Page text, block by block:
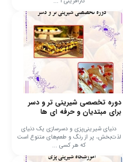
دوره تخصصی شیرینی تر و دسر
برای مبتدیان و حرفه ای ها
دنیای شیرینی‌پزی و دسرسازی یک دنیای
لذت‌بخش، پر از رنگ و طعم‌های متنوع است
که هر کسی ...